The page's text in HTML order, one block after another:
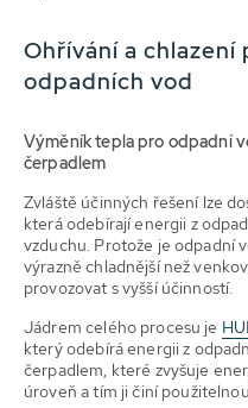
Ohřívání a chlazení
odpadních vod
Výměník tepla pro odpadní
čerpadlem
Zvláště účinných řešení lze
která odebírají energii z
vzduchu. Protože je odpadní
výrazně chladnější než
provozovat s vyšší účinností.
Jádrem celého procesu je
který odebírá energii z
čerpadlem, které zvyšuje
úroveň a tím ji činí